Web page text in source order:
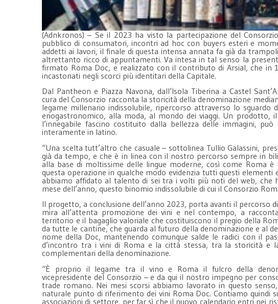
(Adnkronos) – Se il 2023 ha visto la partecipazione del
pubblico di consumatori, incontri ad hoc con buyers esteri e
addetti ai lavori, il finale di questa intensa annata fa già da
altrettanto ricco di appuntamenti. Va intesa in tal senso la
firmato Roma Doc, e realizzato con il contributo di Arsial, che in
incastonati negli scorci più identitari della Capitale.
Dal Pantheon e Piazza Navona, dall’Isola Tiberina a Castel
cura del Consorzio racconta la storicità della denominazione
legame millenario indissolubile, ripercorso attraverso lo sguardo
enogastronomico, alla moda, al mondo dei viaggi. Un prodotto,
l’innegabile fascino costituito dalla bellezza delle immagini,
interamente in latino.
“Una scelta tutt’altro che casuale – sottolinea Tullio Galassini,
già da tempo, e che è in linea con il nostro percorso sempre in
alla base di moltissime delle lingue moderne, così come Roma
questa operazione in qualche modo evidenzia tutti questi
abbiamo affidato al talento di sei tra i volti più noti del web,
mese dell’anno, questo binomio indissolubile di cui il Consorzio
Il progetto, a conclusione dell’anno 2023, porta avanti il percorso
mira all’attenta promozione dei vini e nel contempo, a
territorio e il bagaglio valoriale che costituiscono il pregio della
da tutte le cantine, che guarda al futuro della denominazione e al
nome della Doc, mantenendo comunque salde le radici con il
d’incontro tra i vini di Roma e la città stessa, tra la storicità e
complementari della denominazione.
“È proprio il legame tra il vino e Roma il fulcro della
vicepresidente del Consorzio – e da qui il nostro impegno per
trade romano. Nei mesi scorsi abbiamo lavorato in questo
naturale punto di riferimento dei vini Roma Doc. Contiamo quindi
associazioni di settore, per far sì che il nuovo calendario entri nei